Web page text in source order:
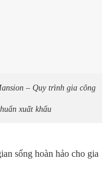
– Quy trình gia công
xuất khẩu
sống hoàn hảo cho gia